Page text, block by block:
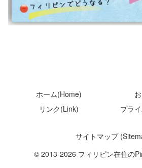
ホーム(Home)
リンク(Link)
プラ
サイトマップ
© 2013-2026 フィリピン在住の